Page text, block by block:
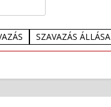
SZAVAZÁS ÁLLÁSA